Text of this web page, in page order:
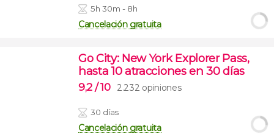
5h 30m - 8h
Cancelación gratuita
Go City: New York Explorer Pass,
hasta 10 atracciones en 30 días
9,2 / 10 2.232 opiniones
30 días
Cancelación gratuita